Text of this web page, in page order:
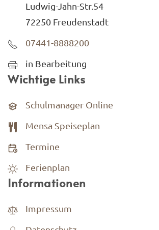
Ludwig-Jahn-Str.54
72250 Freudenstadt
07441-8888200
in Bearbeitung
Wichtige Links
Schulmanager Online
Mensa Speiseplan
Termine
Ferienplan
Informationen
Impressum